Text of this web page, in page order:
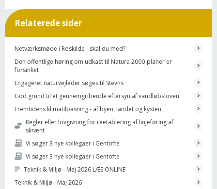
Relaterede sider
Netværksmøde i Roskilde - skal du med?
Den offentlige høring om udkast til Natura 2000-planer er
forsinket
Engageret naturvejleder søges til Stevns
God grund til et gennemgribende eftersyn af vandløbsloven
Fremtidens klimatilpasning - af byen, landet og kysten
Regler eller lovgivning for reetablering af linjeføring af
skrænt
Vi søger 3 nye kollegaer i Gentofte
Vi søger 3 nye kollegaer i Gentofte
Teknik & Miljø - Maj 2026 LÆS ONLINE
Teknik & Miljø - Maj 2026